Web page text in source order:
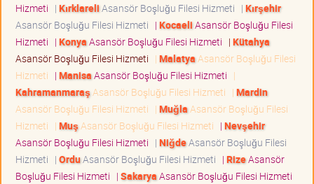
Hizmeti | KırklareliAsansör Boşluğu Filesi Hizmeti | Kırşehir
Asansör Boşluğu Filesi Hizmeti | KocaeliAsansör Boşluğu Filesi
Hizmeti | KonyaAsansör Boşluğu Filesi Hizmeti | Kütahya
Asansör Boşluğu Filesi Hizmeti | Malatya Asansör Boşluğu Filesi
Hizmeti | ManisaAsansör Boşluğu Filesi Hizmeti |
Kahramanmaraş Asansör Boşluğu Filesi Hizmeti | Mardin
Asansör Boşluğu Filesi Hizmeti | Muğla Asansör Boşluğu Filesi
Hizmeti | Muş Asansör Boşluğu Filesi Hizmeti | Nevşehir
Asansör Boşluğu Filesi Hizmeti | NiğdeAsansör Boşluğu Filesi
Hizmeti | OrduAsansör Boşluğu Filesi Hizmeti | RizeAsansör
Boşluğu Filesi Hizmeti | SakaryaAsansör Boşluğu Filesi Hizmeti